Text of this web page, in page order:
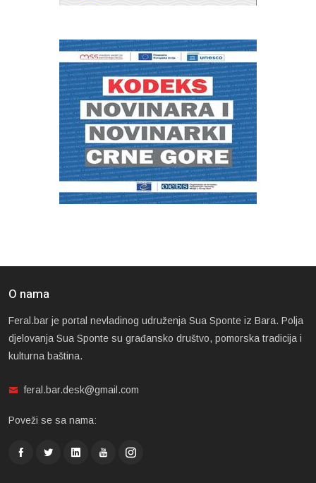
O nama
Feral.bar je portal nevladinog udruženja Sua Sponte iz Bara. Polja
djelovanja Sua Sponte su građansko društvo, pomorska tradicija i
kulturna baština.
feral.bar.desk@gmail.com
Poveži se sa nama: